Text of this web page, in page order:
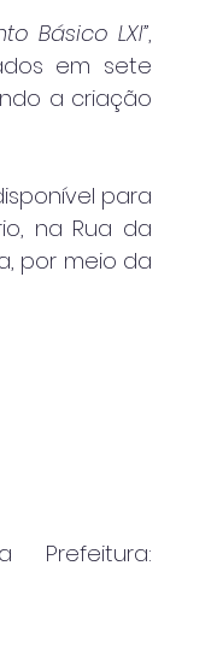
Básico LXI”,
em sete
a criação
para
na Rua da
por meio da